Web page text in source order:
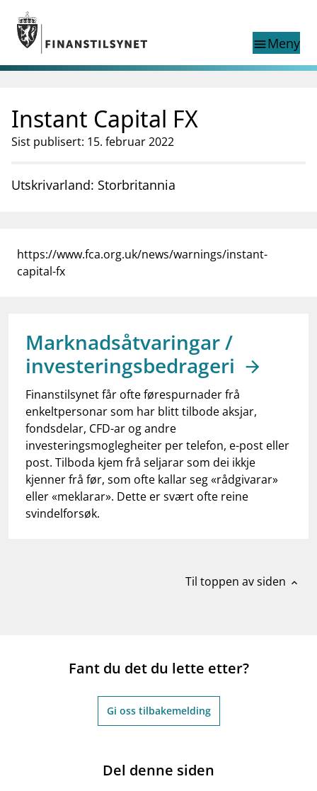
Gå til hovedinnhold
Gå til søkesiden
menuMeny
nettstedet
language
English
English
English home page
Tilsyn
Finanstilsynets registre
businessOm Finanstilsynet
dashboard Informasjon for investorer
notifications_none Abonner på nyhetsvarsel
Instant Capital FX
Sist publisert: 15. februar 2022
Utskrivarland: Storbritannia
https://www.fca.org.uk/news/warnings/instant-
capital-fx
Marknadsåtvaringar /
investeringsbedrageri
Finanstilsynet får ofte førespurnader frå
enkeltpersonar som har blitt tilbode aksjar,
fondsdelar, CFD-ar og andre
investeringsmoglegheiter per telefon, e-post eller
post. Tilboda kjem frå seljarar som dei ikkje
kjenner frå før, som ofte kallar seg «rådgivarar»
eller «meklarar». Dette er svært ofte reine
svindelforsøk.
Til toppen av siden expand_less
Fant du det du lette etter?
Gi oss tilbakemelding
Del denne siden